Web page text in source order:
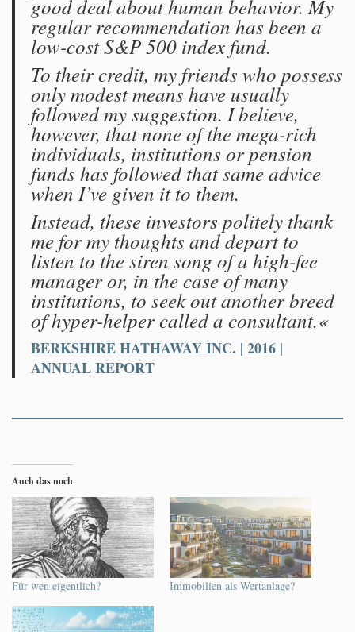
good deal about human behavior. My
regular recommendation has been a
low-cost S&P 500 index fund.
To their credit, my friends who possess
only modest means have usually
followed my suggestion. I believe,
however, that none of the mega-rich
individuals, institutions or pension
funds has followed that same advice
when I’ve given it to them.
Instead, these investors politely thank
me for my thoughts and depart to
listen to the siren song of a high-fee
manager or, in the case of many
institutions, to seek out another breed
of hyper-helper called a consultant.«
BERKSHIRE HATHAWAY INC. | 2016 |
ANNUAL REPORT
Auch das noch
Für wen eigentlich? Immobilien als Wertanlage?